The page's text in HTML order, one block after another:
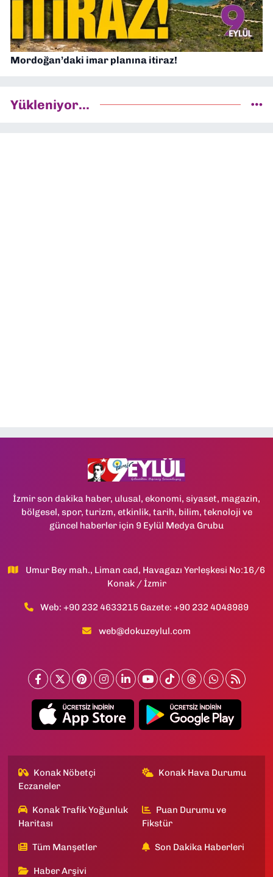
Mordoğan’daki imar planına itiraz!
Yükleniyor...
İzmir son dakika haber, ulusal, ekonomi, siyaset, magazin,
bölgesel, spor, turizm, etkinlik, tarih, bilim, teknoloji ve
güncel haberler için 9 Eylül Medya Grubu
Umur Bey mah., Liman cad, Havagazı Yerleşkesi No:16/6
Konak / İzmir
Web: +90 232 4633215 Gazete: +90 232 4048989
web@dokuzeylul.com
Konak Nöbetçi
Eczaneler
Konak Hava Durumu
Konak Trafik Yoğunluk
Haritası
Puan Durumu ve
Fikstür
Tüm Manşetler Son Dakika Haberleri
Haber Arşivi